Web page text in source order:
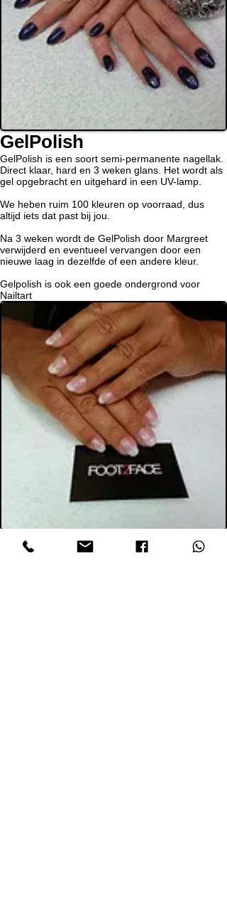
GelPolish
GelPolish is een soort semi-permanente nagellak.
Direct klaar, hard en 3 weken glans. Het wordt als
gel opgebracht en uitgehard in een UV-lamp.
We heben ruim 100 kleuren op voorraad, dus
altijd iets dat past bij jou.
Na 3 weken wordt de GelPolish door Margreet
verwijderd en eventueel vervangen door een
nieuwe laag in dezelfde of een andere kleur.
Gelpolish is ook een goede ondergrond voor
Nailtart
Seal & Protect